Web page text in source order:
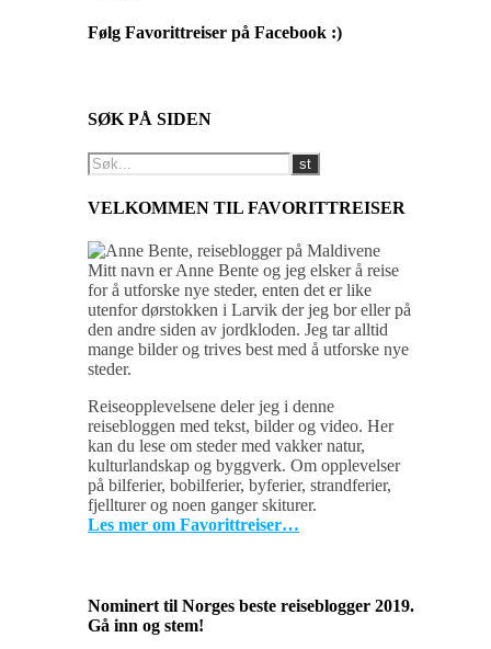
Følg Favorittreiser på Facebook :)
SØK PÅ SIDEN
VELKOMMEN TIL FAVORITTREISER
Mitt navn er Anne Bente og jeg elsker å reise
for å utforske nye steder, enten det er like
utenfor dørstokken i Larvik der jeg bor eller på
den andre siden av jordkloden. Jeg tar alltid
mange bilder og trives best med å utforske nye
steder.
Reiseopplevelsene deler jeg i denne
reisebloggen med tekst, bilder og video. Her
kan du lese om steder med vakker natur,
kulturlandskap og byggverk. Om opplevelser
på bilferier, bobilferier, byferier, strandferier,
fjellturer og noen ganger skiturer.
Les mer om Favorittreiser…
Nominert til Norges beste reiseblogger 2019.
Gå inn og stem!